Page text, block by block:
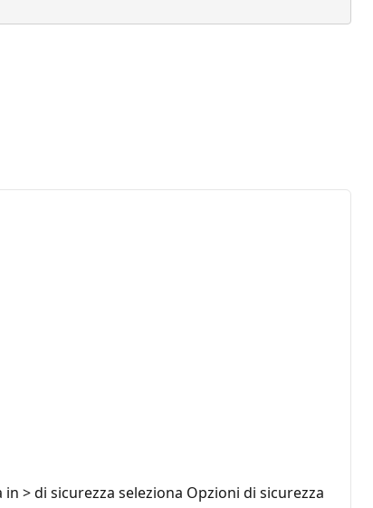
> di sicurezza seleziona Opzioni di sicurezza